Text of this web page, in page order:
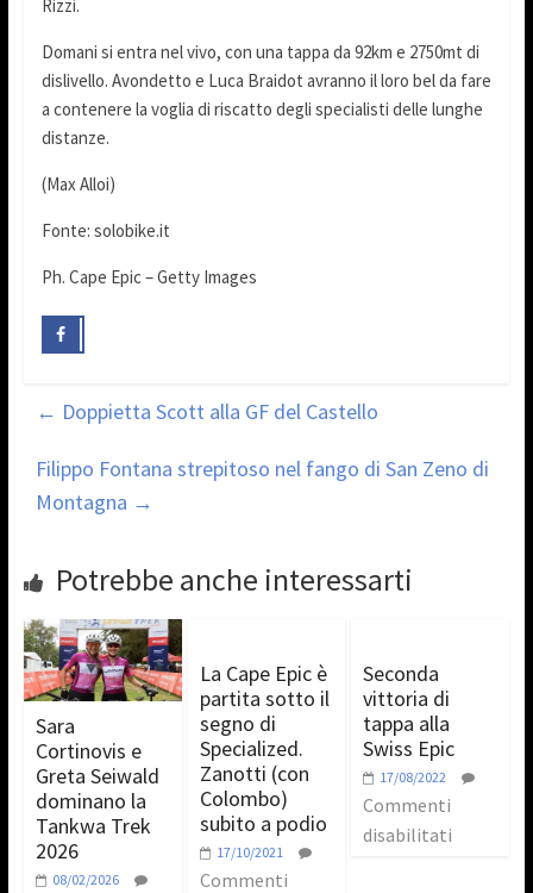
Rizzi.
Domani si entra nel vivo, con una tappa da 92km e 2750mt di
dislivello. Avondetto e Luca Braidot avranno il loro bel da fare
a contenere la voglia di riscatto degli specialisti delle lunghe
distanze.
(Max Alloi)
Fonte: solobike.it
Ph. Cape Epic – Getty Images
← Doppietta Scott alla GF del Castello
Filippo Fontana strepitoso nel fango di San Zeno di
Montagna →
Potrebbe anche interessarti
Sara
Cortinovis e
Greta Seiwald
dominano la
Tankwa Trek
2026
08/02/2026
La Cape Epic è
partita sotto il
segno di
Specialized.
Zanotti (con
Colombo)
subito a podio
17/10/2021
Commenti
Seconda
vittoria di
tappa alla
Swiss Epic
17/08/2022
Commenti
disabilitati